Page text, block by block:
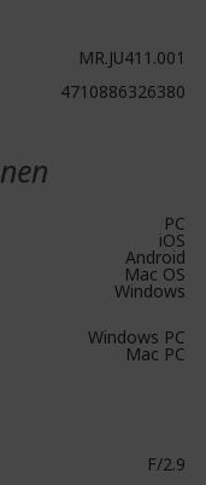
MR.JU411.001
4710886326380
PC
iOS
Android
Mac OS
Windows
Windows PC
Mac PC
F/2.9